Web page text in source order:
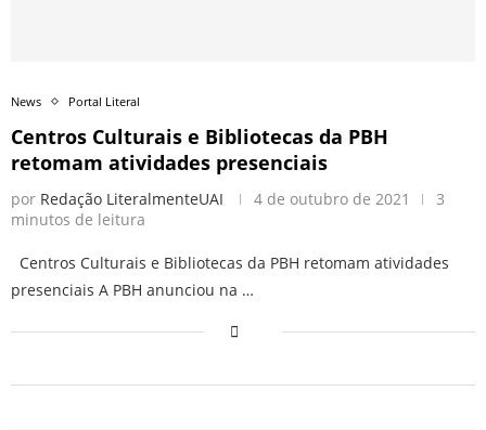
News Portal Literal
Centros Culturais e Bibliotecas da PBH
retomam atividades presenciais
por Redação LiteralmenteUAI 4 de outubro de 2021
3
minutos de leitura
Centros Culturais e Bibliotecas da PBH retomam atividades
presenciais A PBH anunciou na …